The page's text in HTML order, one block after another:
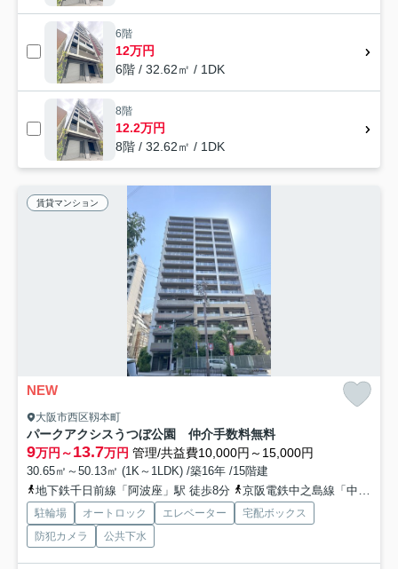
6階
12万円
6階 / 32.62㎡ / 1DK
8階
12.2万円
8階 / 32.62㎡ / 1DK
賃貸マンション
NEW
大阪市西区靱本町
パークアクシスうつぼ公園 仲介手数料無料
9万円～13.7万円 管理/共益費10,000円～15,000円
30.65㎡～50.13㎡ (1K～1LDK) /築16年 /15階建
地下鉄千日前線「阿波座」駅 徒歩8分
京阪電鉄中之島線「中之島」駅 徒歩13分
駐輪場 オートロック エレベーター
宅配ボックス
防犯カメラ
公共下水